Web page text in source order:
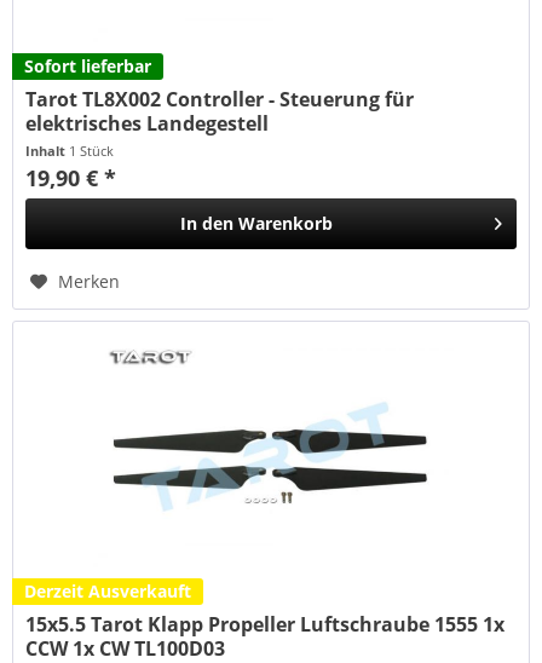
Sofort lieferbar
Tarot TL8X002 Controller - Steuerung für
elektrisches Landegestell
Inhalt 1 Stück
19,90 € *
In den Warenkorb
Merken
Derzeit Ausverkauft
15x5.5 Tarot Klapp Propeller Luftschraube 1555 1x
CCW 1x CW TL100D03